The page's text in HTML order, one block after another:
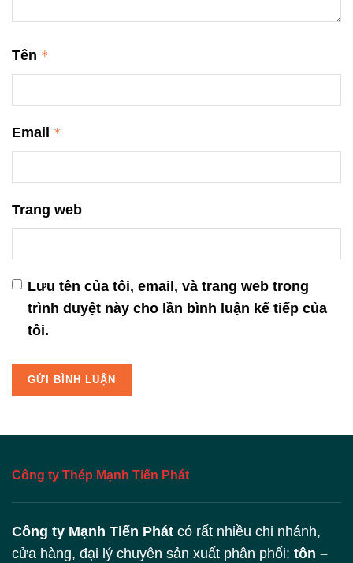
Tên *
Email *
Trang web
Lưu tên của tôi, email, và trang web trong
trình duyệt này cho lần bình luận kế tiếp của
tôi.
Công ty Thép Mạnh Tiến Phát
Công ty Mạnh Tiến Phát có rất nhiều chi nhánh,
cửa hàng, đại lý chuyên sản xuất phân phối: tôn –